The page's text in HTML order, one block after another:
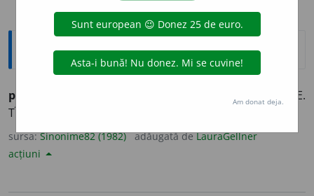
Sinonime
per
BOR. CATAPETEASMĂ. ICONOSTAS. MARGINE.
TÎMPLĂ.
sursa:Sinonime82 (1982) adăugată deLauraGellner
acțiuni
Am donat deja.